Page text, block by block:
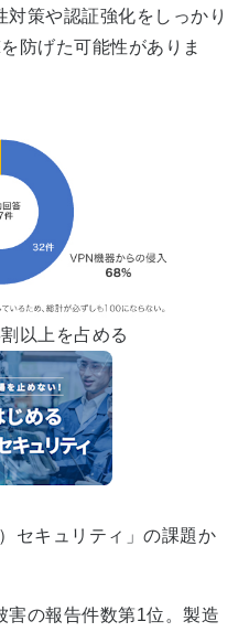
策や認証強化をしっかり
防げた可能性がありま
以上を占める
セキュリティ」の課題か
害の報告件数第1位。製造